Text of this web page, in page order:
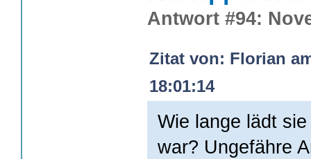
Antwort #94:
Zitat von: Florian
18:01:14
Wie lange lädt
war? Ungefähre